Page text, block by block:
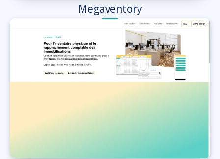
Megaventory